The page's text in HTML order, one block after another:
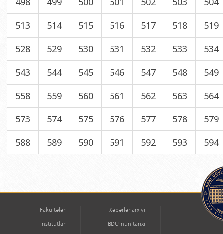
513
514 515 516 517 518
519
528
529 530 531 532 533
534
543
544 545 546 547 548
549
558
559 560 561 562 563
564
573
574 575 576 577 578
579
588
589 590 591 592 593 594
Fakültələr
İnstitutlar
Xəbərlər arxivi
BDU-nun tarixi